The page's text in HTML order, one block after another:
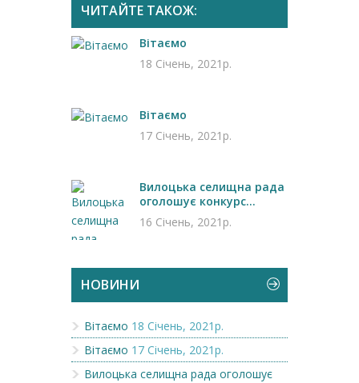
ЧИТАЙТЕ ТАКОЖ:
Вітаємо
18 Січень, 2021р.
Вітаємо
17 Січень, 2021р.
Вилоцька селищна рада
оголошує конкурс...
16 Січень, 2021р.
НОВИНИ
Вітаємо 18 Січень, 2021р.
Вітаємо 17 Січень, 2021р.
Вилоцька селищна рада оголошує